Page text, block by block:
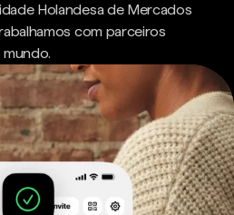
Holandesa de Mercados
com parceiros